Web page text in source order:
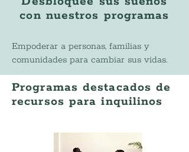
con nuestros programas
Empoderar a personas, familias y
comunidades para cambiar sus vidas.
Programas destacados de
recursos para inquilinos